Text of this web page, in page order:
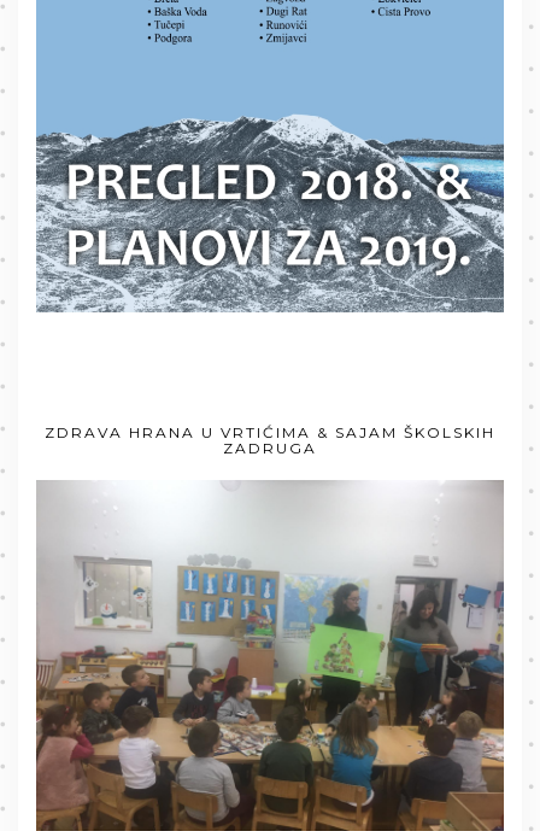
ZDRAVA HRANA U VRTIĆIMA & SAJAM ŠKOLSKIH
ZADRUGA